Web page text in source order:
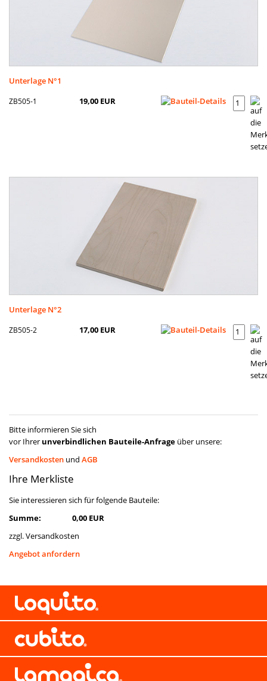
Unterlage N°1
ZB505-1
19,00 EUR
Unterlage N°2
ZB505-2
17,00 EUR
Bitte informieren Sie sich
vor Ihrer unverbindlichen Bauteile-Anfrage über unsere:
Versandkosten und AGB
Ihre Merkliste
Sie interessieren sich für folgende Bauteile:
Summe:
0,00 EUR
zzgl. Versandkosten
Angebot anfordern